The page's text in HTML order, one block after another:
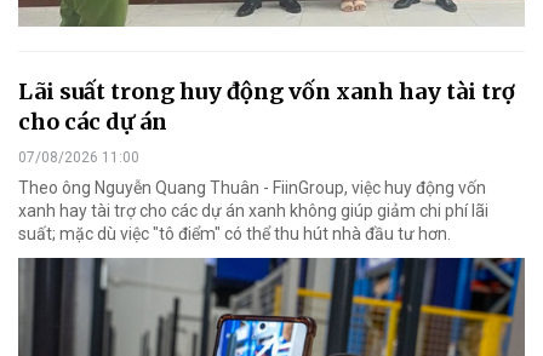
Lãi suất trong huy động vốn xanh hay tài trợ
cho các dự án
07/08/2026 11:00
Theo ông Nguyễn Quang Thuân - FiinGroup, việc huy động vốn
xanh hay tài trợ cho các dự án xanh không giúp giảm chi phí lãi
suất; mặc dù việc "tô điểm" có thể thu hút nhà đầu tư hơn.